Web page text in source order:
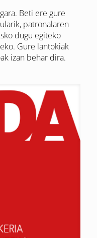
Beti ere gure
patronalaren
dugu egiteko
Gure lantokiak
izan behar dira.